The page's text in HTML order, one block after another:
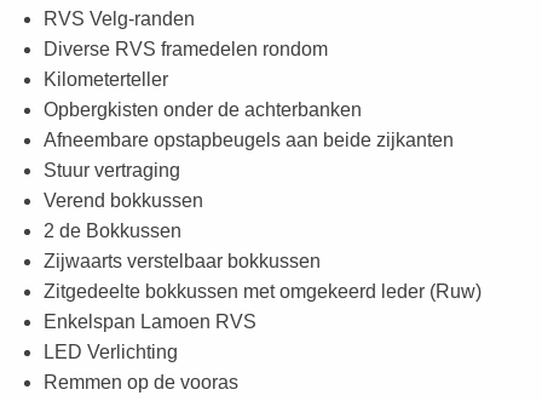
RVS Velg-randen
Diverse RVS framedelen rondom
Kilometerteller
Opbergkisten onder de achterbanken
Afneembare opstapbeugels aan beide zijkanten
Stuur vertraging
Verend bokkussen
2 de Bokkussen
Zijwaarts verstelbaar bokkussen
Zitgedeelte bokkussen met omgekeerd leder (Ruw)
Enkelspan Lamoen RVS
LED Verlichting
Remmen op de vooras